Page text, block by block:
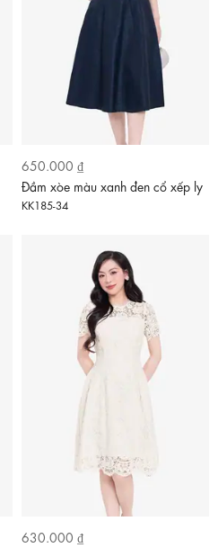
650.000 ₫
Đầm xòe màu xanh đen cổ xếp ly
KK185-34
630.000 ₫